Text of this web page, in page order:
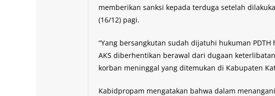
memberikan sanksi kepada terduga setelah
(16/12) pagi.
“Yang bersangkutan sudah dijatuhi hukuman
AKS diberhentikan berawal dari dugaan
korban meninggal yang ditemukan di Kabupaten
Kabidpropam mengatakan bahwa dalam